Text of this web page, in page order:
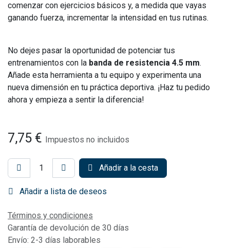
comenzar con ejercicios básicos y, a medida que vayas
ganando fuerza, incrementar la intensidad en tus rutinas.
No dejes pasar la oportunidad de potenciar tus
entrenamientos con la banda de resistencia 4.5 mm.
Añade esta herramienta a tu equipo y experimenta una
nueva dimensión en tu práctica deportiva. ¡Haz tu pedido
ahora y empieza a sentir la diferencia!
7,75 € Impuestos no incluidos
Añadir a la cesta
Añadir a lista de deseos
Términos y condiciones
Garantía de devolución de 30 días
Envío: 2-3 días laborables